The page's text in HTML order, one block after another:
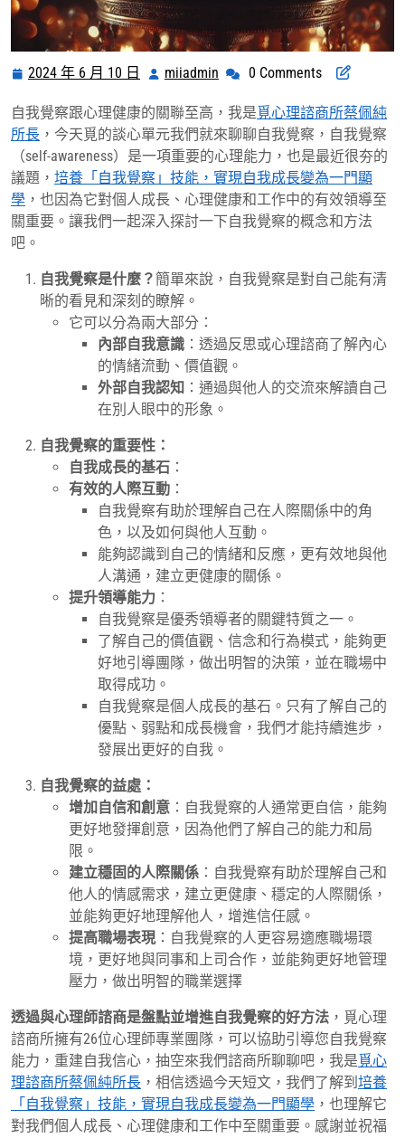
2024 年 6 月 10 日
2024
6
月
10
日
miiadmin miiadmin0 Comments
自我覺察跟心理健康的關聯至高，我是覓心理諮商所蔡佩純
所長 ，今天覓的談心單元我們就來聊聊自我覺察，自我覺察
（self-awareness）是一項重要的心理能力，也是最近很夯的
議題， 培養「自我覺察」技能，實現自我成長變為一門顯
學 ，也因為它對個人成長、心理健康和工作中的有效領導至
關重要。讓我們一起深入探討一下自我覺察的概念和方法
吧。
自我覺察是什麼？ 簡單來說，自我覺察是對自己能有清
晰的看見和深刻的瞭解。
它可以分為兩大部分：
內部自我意識 ：透過反思或心理諮商了解內心
的情緒流動、價值觀。
外部自我認知 ：通過與他人的交流來解讀自己
在別人眼中的形象。
自我覺察的重要性：
自我成長的基石 ：
有效的人際互動 ：
自我覺察有助於理解自己在人際關係中的角
色，以及如何與他人互動。
能夠認識到自己的情緒和反應，更有效地與他
人溝通，建立更健康的關係。
提升領導能力 ：
自我覺察是優秀領導者的關鍵特質之一。
了解自己的價值觀、信念和行為模式，能夠更
好地引導團隊，做出明智的決策，並在職場中
取得成功。
自我覺察是個人成長的基石。只有了解自己的
優點、弱點和成長機會，我們才能持續進步，
發展出更好的自我。
自我覺察的益處：
增加自信和創意 ：自我覺察的人通常更自信，能夠
更好地發揮創意，因為他們了解自己的能力和局
限。
建立穩固的人際關係 ：自我覺察有助於理解自己和
他人的情感需求，建立更健康、穩定的人際關係，
並能夠更好地理解他人，增進信任感。
提高職場表現：自我覺察的人更容易適應職場環
境，更好地與同事和上司合作，並能夠更好地管理
壓力，做出明智的職業選擇
透過與心理師諮商是盤點並增進自我覺察的好方法 ，覓心理
諮商所擁有26位心理師專業團隊，可以協助引導您自我覺察
能力，重建自我信心，抽空來我們諮商所聊聊吧，我是覓心
理諮商所蔡佩純所長 ，相信透過今天短文，我們了解到 培養
「自我覺察」技能，實現自我成長變為一門顯學 ，也理解它
對我們個人成長、心理健康和工作中至關重要。感謝並祝福